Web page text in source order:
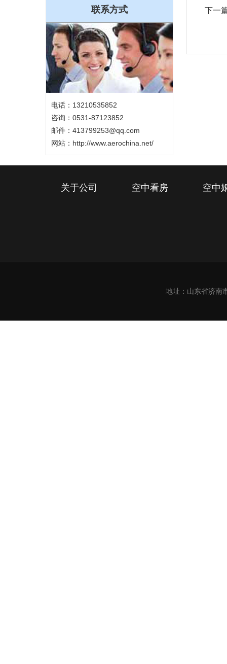
联系方式
电话：13210535852
咨询：0531-87123852
邮件：413799253@qq.com
网站： http://www.aerochina.net/
下一
关于公司 空中看房 空中
地址：山东省济南